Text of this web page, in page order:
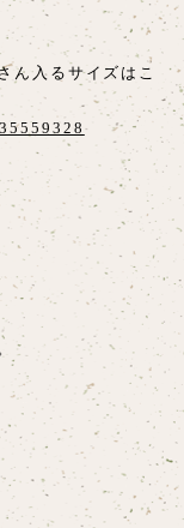
ん入るサイズはこ